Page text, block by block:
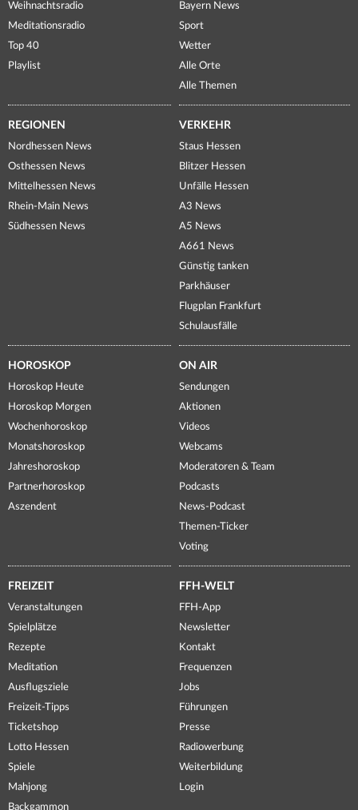
Weihnachtsradio
Meditationsradio
Top 40
Playlist
Bayern News
Sport
Wetter
Alle Orte
Alle Themen
REGIONEN
Nordhessen News
Osthessen News
Mittelhessen News
Rhein-Main News
Südhessen News
VERKEHR
Staus Hessen
Blitzer Hessen
Unfälle Hessen
A3 News
A5 News
A661 News
Günstig tanken
Parkhäuser
Flugplan Frankfurt
Schulausfälle
HOROSKOP
Horoskop Heute
Horoskop Morgen
Wochenhoroskop
Monatshoroskop
Jahreshoroskop
Partnerhoroskop
Aszendent
ON AIR
Sendungen
Aktionen
Videos
Webcams
Moderatoren & Team
Podcasts
News-Podcast
Themen-Ticker
Voting
FREIZEIT
Veranstaltungen
Spielplätze
Rezepte
Meditation
Ausflugsziele
Freizeit-Tipps
Ticketshop
Lotto Hessen
Spiele
Mahjong
Backgammon
FFH-WELT
FFH-App
Newsletter
Kontakt
Frequenzen
Jobs
Führungen
Presse
Radiowerbung
Weiterbildung
Login